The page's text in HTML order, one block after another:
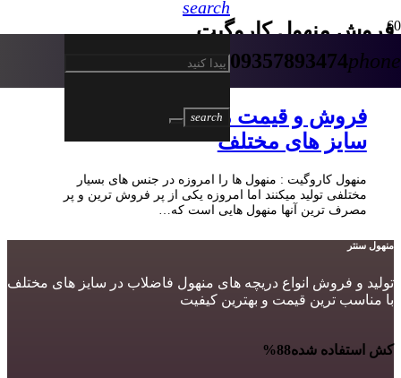
09357893474phone
search
search
فروش منهول کاروگیت
فروش و قیمت منهول کاروگیت در
سایز های مختلف
منهول کاروگیت : منهول ها را امروزه در جنس های بسیار
مختلفی تولید میکنند اما امروزه یکی از پر فروش ترین و پر
مصرف ترین آنها منهول هایی است که…
منهول سنتر
تولید و فروش انواع دریچه های منهول فاضلاب در سایز های مختلف
با مناسب ترین قیمت و بهترین کیفیت
کش استفاده شده88%